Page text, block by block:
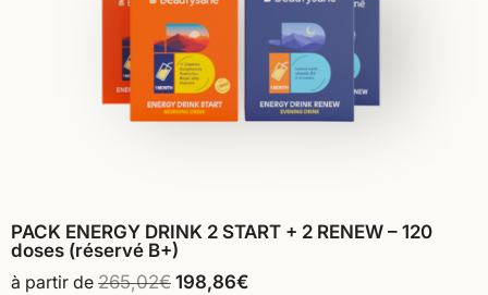
PACK ENERGY DRINK 2 START + 2 RENEW – 120
doses (réservé B+)
à partir de 265,02€ 198,86€